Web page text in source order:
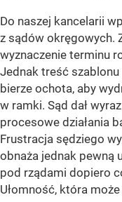
Do naszej kancelarii
z sądów okręgowych.
wyznaczenie terminu
Jednak treść szablonu
bierze ochota, aby
w ramki. Sąd dał
procesowe działania
Frustracja sędziego
obnaża jednak pewną
pod rządami dopiero
Ułomność, która